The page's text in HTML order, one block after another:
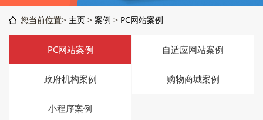
您当前位置> 主页 > 案例 > PC网站案例
PC网站案例 自适应网站案例
政府机构案例 购物商城案例
小程序案例